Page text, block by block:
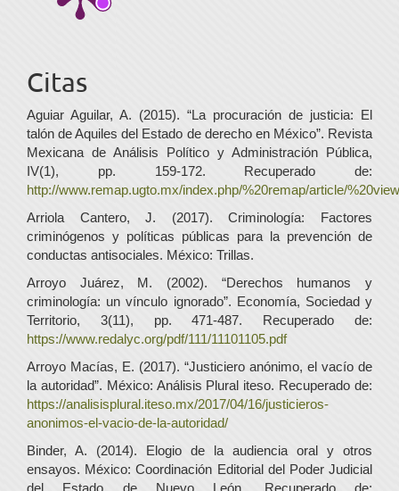
Citas
Aguiar Aguilar, A. (2015). “La procuración de justicia: El
talón de Aquiles del Estado de derecho en México”. Revista
Mexicana de Análisis Político y Administración Pública,
IV(1), pp. 159-172. Recuperado de:
http://www.remap.ugto.mx/index.php/%20remap/article/
Arriola Cantero, J. (2017). Criminología: Factores
criminógenos y políticas públicas para la prevención de
conductas antisociales. México: Trillas.
Arroyo Juárez, M. (2002). “Derechos humanos y
criminología: un vínculo ignorado”. Economía, Sociedad y
Territorio, 3(11), pp. 471-487. Recuperado de:
https://www.redalyc.org/pdf/111/11101105.pdf
Arroyo Macías, E. (2017). “Justiciero anónimo, el vacío de
la autoridad”. México: Análisis Plural iteso. Recuperado de:
https://analisisplural.iteso.mx/2017/04/16/justicieros-
anonimos-el-vacio-de-la-autoridad/
Binder, A. (2014). Elogio de la audiencia oral y otros
ensayos. México: Coordinación Editorial del Poder Judicial
del Estado de Nuevo León. Recuperado de: